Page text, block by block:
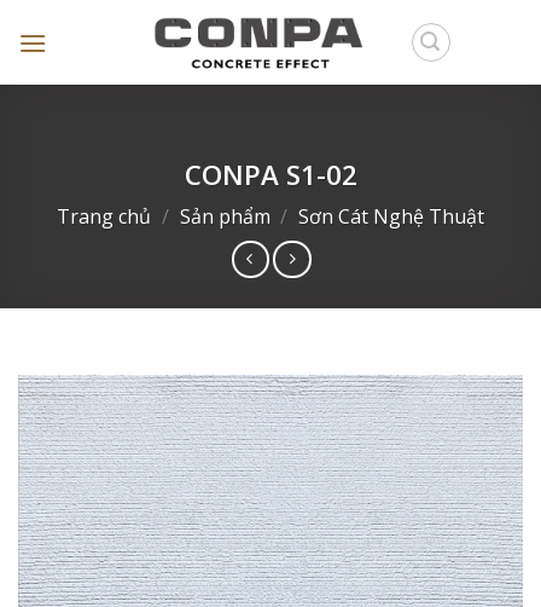
CONPA S1-02
Trang chủ / Sản phẩm / Sơn Cát Nghệ Thuật